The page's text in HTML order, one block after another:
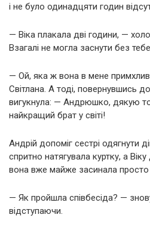
і не було одинадцяти годин
— Віка плакала дві години, —
Взагалі не могла заснути без
— Ой, яка ж вона в мене
Світлана. А тоді, повернувшись
вигукнула: — Андрюшко, дякую
найкращий брат у світі!
Андрій допоміг сестрі одягнути
спритно натягувала куртку, а
вона вже майже засинала просто
— Як пройшла співбесіда? —
відступаючи.